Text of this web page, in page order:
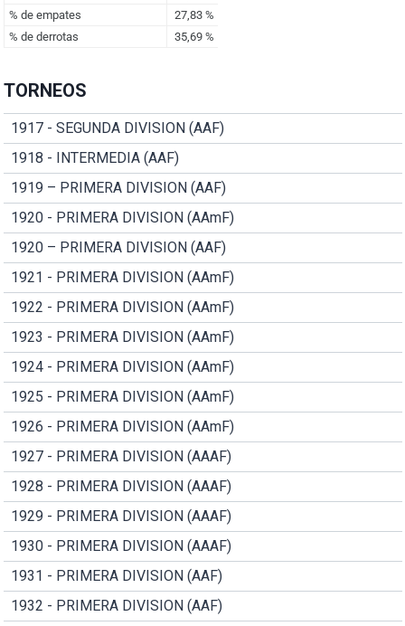
TORNEOS
1917 - SEGUNDA DIVISION (AAF)
1918 - INTERMEDIA (AAF)
1919 – PRIMERA DIVISION (AAF)
1920 - PRIMERA DIVISION (AAmF)
1920 – PRIMERA DIVISION (AAF)
1921 - PRIMERA DIVISION (AAmF)
1922 - PRIMERA DIVISION (AAmF)
1923 - PRIMERA DIVISION (AAmF)
1924 - PRIMERA DIVISION (AAmF)
1925 - PRIMERA DIVISION (AAmF)
1926 - PRIMERA DIVISION (AAmF)
1927 - PRIMERA DIVISION (AAAF)
1928 - PRIMERA DIVISION (AAAF)
1929 - PRIMERA DIVISION (AAAF)
1930 - PRIMERA DIVISION (AAAF)
1931 - PRIMERA DIVISION (AAF)
1932 - PRIMERA DIVISION (AAF)